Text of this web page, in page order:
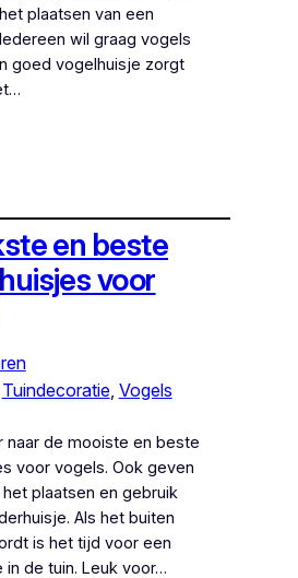
plaatsen van een
wil graag vogels
goed vogelhuisje zorgt
en beste
voor
Tuindecoratie, Vogels
naar de mooiste en beste
voor vogels. Ook geven
plaatsen en gebruik
Als het buiten
is het tijd voor een
in de tuin. Leuk voor…